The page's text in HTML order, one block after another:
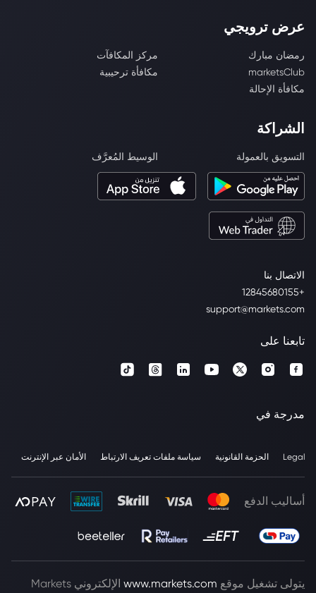
الاتصال بنا
+12845680155
support@markets.com
عرض ترويجي
رمضان مبارك
مركز المكافآت
marketsClub
مكافأة ترحيبية
مكافأة الإحالة
الشراكة
التسويق بالعمولة الوسيط المُعرَّف
تابعنا على
مدرجة في
Legal الحزمة القانونية سياسة ملفات تعريف الارتباط الأمان عبر الإنترنت
أساليب الدفع
يتولى تشغيل موقع www.markets.com
الإلكتروني Markets